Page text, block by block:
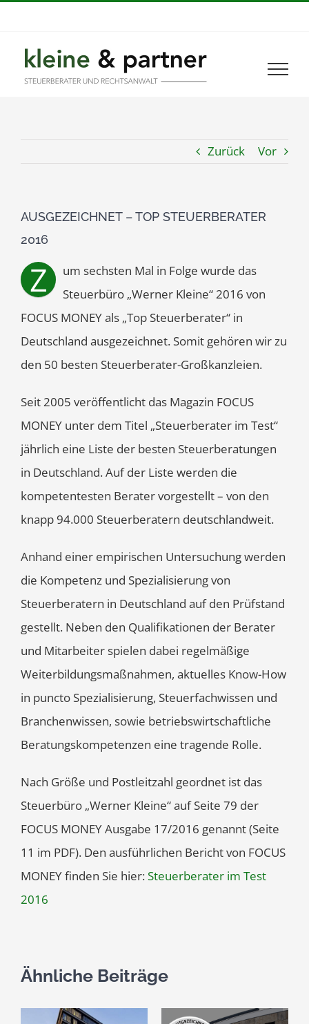
springen
Zurück Vor
AUSGEZEICHNET – TOP STEUERBERATER
2016
Z
um sechsten Mal in Folge wurde das
Steuerbüro „Werner Kleine“ 2016 von
FOCUS MONEY als „Top Steuerberater“ in
Deutschland ausgezeichnet. Somit gehören wir zu
den 50 besten Steuerberater-Großkanzleien.
Seit 2005 veröffentlicht das Magazin FOCUS
MONEY unter dem Titel „Steuerberater im Test“
jährlich eine Liste der besten Steuerberatungen
in Deutschland. Auf der Liste werden die
kompetentesten Berater vorgestellt – von den
knapp 94.000 Steuerberatern deutschlandweit.
Anhand einer empirischen Untersuchung werden
die Kompetenz und Spezialisierung von
Steuerberatern in Deutschland auf den Prüfstand
gestellt. Neben den Qualifikationen der Berater
und Mitarbeiter spielen dabei regelmäßige
Weiterbildungsmaßnahmen, aktuelles Know-How
in puncto Spezialisierung, Steuerfachwissen und
Branchenwissen, sowie betriebswirtschaftliche
Beratungskompetenzen eine tragende Rolle.
Nach Größe und Postleitzahl geordnet ist das
Steuerbüro „Werner Kleine“ auf Seite 79 der
FOCUS MONEY Ausgabe 17/2016 genannt (Seite
11 im PDF). Den ausführlichen Bericht von FOCUS
MONEY finden Sie hier:Steuerberater im Test
2016
Ähnliche Beiträge